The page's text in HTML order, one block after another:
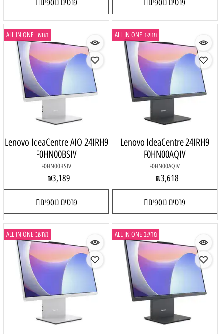
פרטים נוספים פרטים נוספים
מחשב ALL IN ONE
Lenovo IdeaCentre 24IRH9
F0HN00AQIV
F0HN00AQIV
₪3,618
פרטים נוספים
מחשב ALL IN ONE
Lenovo IdeaCentre AIO 24IRH9
F0HN00BSIV
F0HN00BSIV
₪3,189
פרטים נוספים
מחשב ALL IN ONE מחשב ALL IN ONE